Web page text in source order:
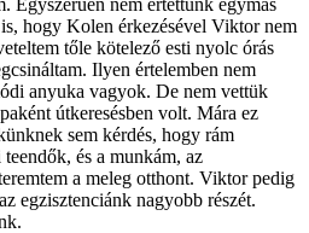
hogy Kolen érkezésével Viktor nem
tőle kötelező esti nyolc órás
Ilyen értelemben nem
anyuka vagyok. De nem vettük
útkeresésben volt. Mára ez
sem kérdés, hogy rám
és a munkám, az
a meleg otthont. Viktor pedig
egzisztenciánk nagyobb részét.